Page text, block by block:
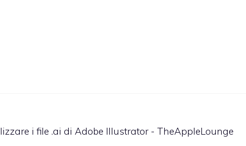
i file .ai di Adobe Illustrator - TheAppleLounge